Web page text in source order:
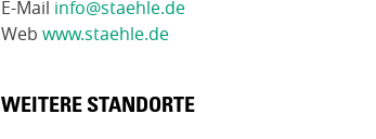
E-Mail info@staehle.de
Web www.staehle.de
WEITERE STANDORTE